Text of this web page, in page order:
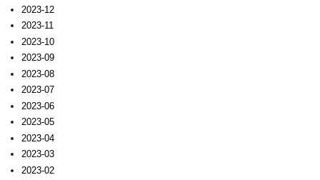
2023-12
2023-11
2023-10
2023-09
2023-08
2023-07
2023-06
2023-05
2023-04
2023-03
2023-02